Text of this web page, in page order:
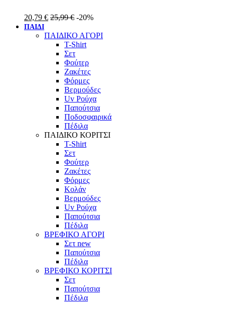
20,79 € 25,99€ -20%
ΠΑΙΔΙ
ΠΑΙΔΙΚΟ ΑΓΟΡΙ
T-Shirt
Σετ
Φούτερ
Ζακέτες
Φόρμες
Βερμούδες
Uv Ρούχα
Παπούτσια
Ποδοσφαιρικά
Πέδιλα
ΠΑΙΔΙΚΟ ΚΟΡΙΤΣΙ
T-Shirt
Σετ
Φούτερ
Ζακέτες
Φόρμες
Κολάν
Βερμούδες
Uv Ρούχα
Παπούτσια
Πέδιλα
ΒΡΕΦΙΚΟ ΑΓΟΡΙ
Σετ new
Παπούτσια
Πέδιλα
ΒΡΕΦΙΚΟ ΚΟΡΙΤΣΙ
Σετ
Παπούτσια
Πέδιλα